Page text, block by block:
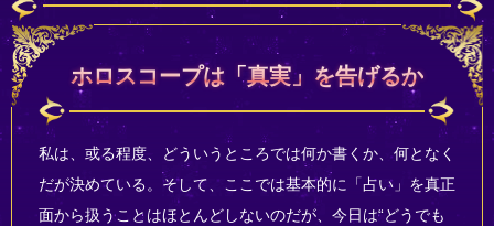
ホロスコープは「真実」を告げるか
私は、或る程度、どういうところでは何か書くか、何となく
だが決めている。そして、ここでは基本的に「占い」を真正
面から扱うことはほとんどしないのだが、今日は“どうでも